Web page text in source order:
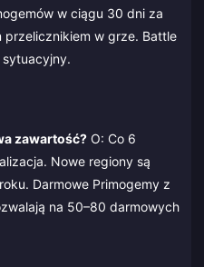
w ciągu 30 dni za
przelicznikiem w grze. Battle
sytuacyjny.
zawartość? O: Co 6
Nowe regiony są
Darmowe Primogemy z
na 50–80 darmowych